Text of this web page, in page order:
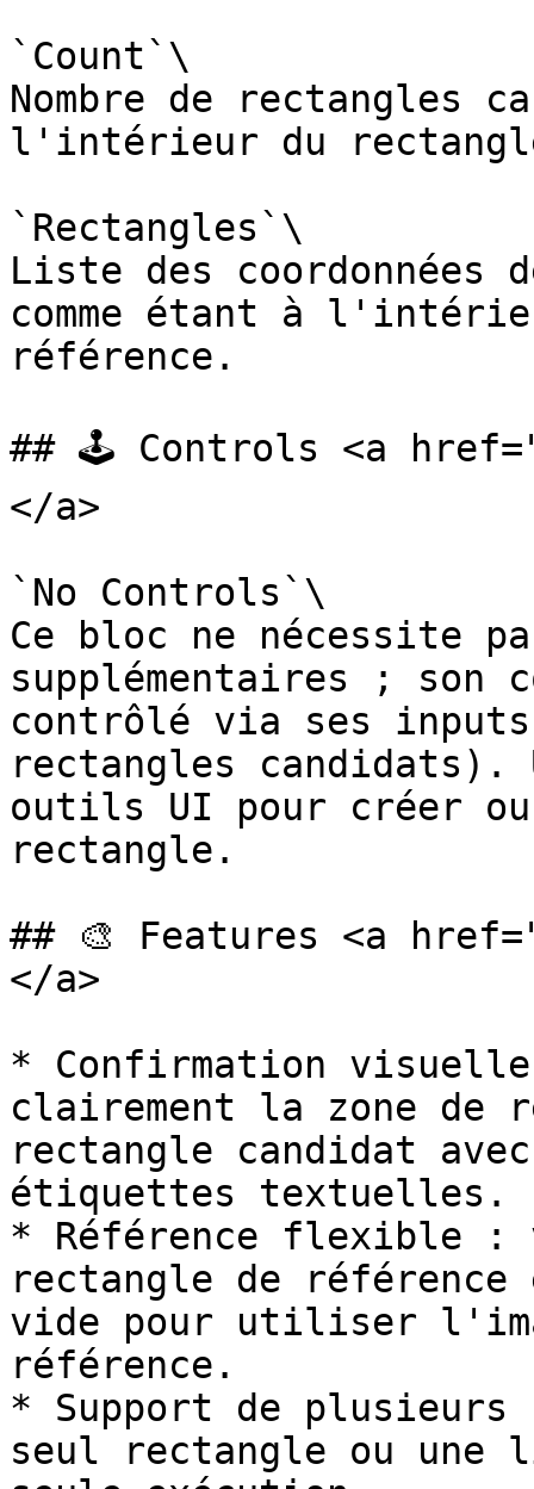
`Count`\
Nombre de rectangles
l'intérieur du
`Rectangles`\
Liste des coordonnées
comme étant à
référence.
## 🕹️ Controls <a
</a>
`No Controls`\
Ce bloc ne nécessite
supplémentaires ; son
contrôlé via ses
rectangles
outils UI pour créer
rectangle.
## 🎨 Features <a
</a>
* Confirmation
clairement la zone de
rectangle candidat
étiquettes textuelles.
* Référence flexible :
rectangle de
vide pour utiliser
référence.
* Support de plusieurs
seul rectangle ou une